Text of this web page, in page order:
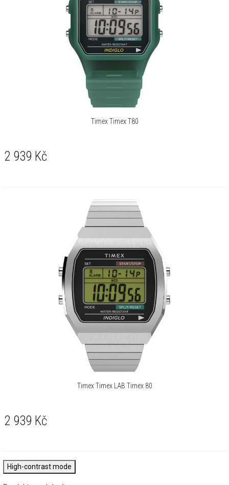
Timex Timex T80
2 939 Kč
Timex Timex LAB Timex 80
2 939 Kč
High-contrast mode